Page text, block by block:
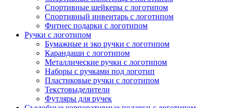
Спортивные шейкеры с логотипом
Спортивный инвентарь с логотипом
Фитнес подарки с логотипом
Ручки с логотипом
Бумажные и эко ручки с логотипом
Карандаши с логотипом
Металлические ручки с логотипом
Наборы с ручками под логотип
Пластиковые ручки с логотипом
Текстовыделители
Футляры для ручек